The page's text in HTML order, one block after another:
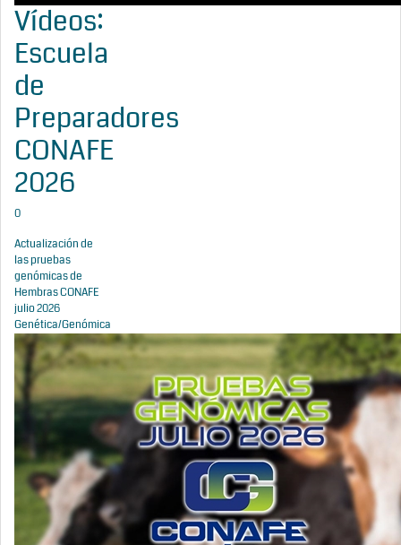
Vídeos:
Escuela
de
Preparadores
CONAFE
2026
0
Actualización de
las pruebas
genómicas de
Hembras CONAFE
julio 2026
Genética/Genómica